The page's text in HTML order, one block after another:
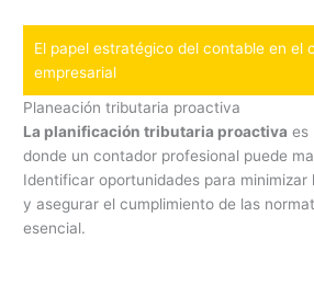
El papel estratégico del contable en el
empresarial
Planeación tributaria proactiva
La planificación tributaria proactiva es
donde un contador profesional puede
Identificar oportunidades para
y asegurar el cumplimiento de las
esencial.